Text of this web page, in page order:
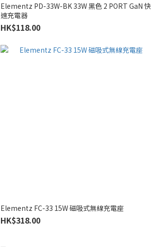
Elementz PD-33W-BK 33W 黑色 2 PORT GaN 快
速充電器
HK$118.00
Elementz FC-33 15W 磁吸式無線充電座
HK$318.00